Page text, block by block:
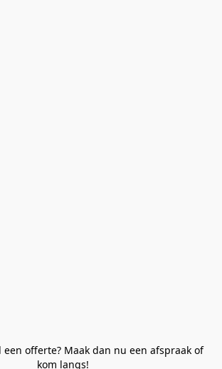
offerte? Maak dan nu een afspraak of
kom langs!